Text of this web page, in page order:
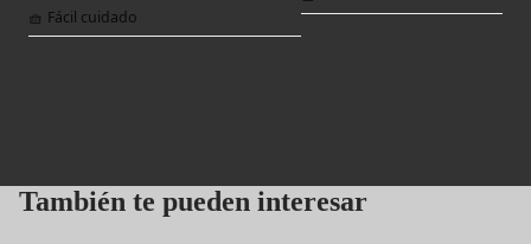
🧺 Fácil cuidado
También te pueden interesar